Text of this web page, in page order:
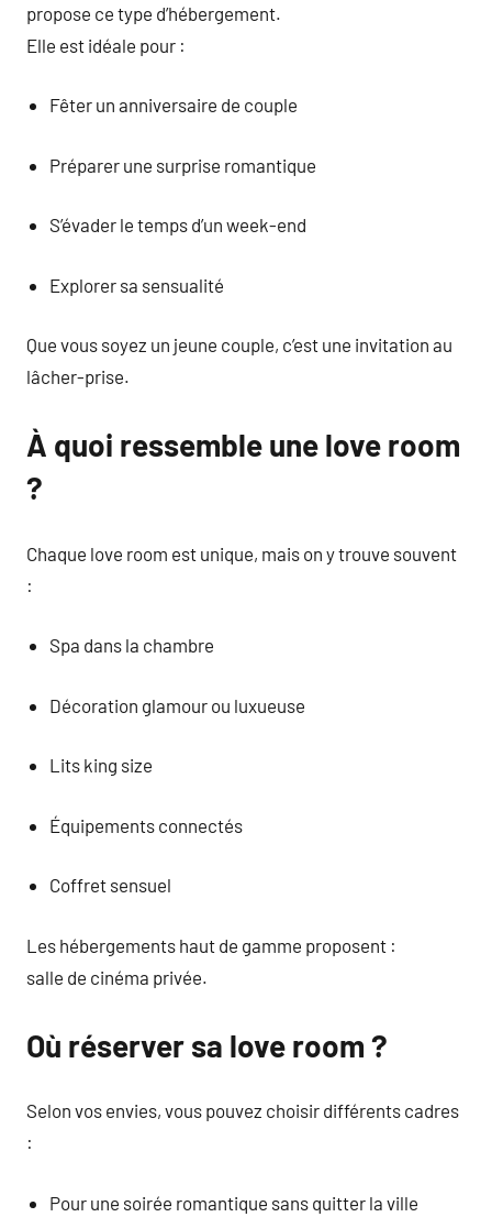
propose ce type d’hébergement.
Elle est idéale pour :
Fêter un anniversaire de couple
Préparer une surprise romantique
S’évader le temps d’un week-end
Explorer sa sensualité
Que vous soyez un jeune couple, c’est une invitation au
lâcher-prise.
À quoi ressemble une love room
?
Chaque love room est unique, mais on y trouve souvent
:
Spa dans la chambre
Décoration glamour ou luxueuse
Lits king size
Équipements connectés
Coffret sensuel
Les hébergements haut de gamme proposent :
salle de cinéma privée.
Où réserver sa love room ?
Selon vos envies, vous pouvez choisir différents cadres
:
Pour une soirée romantique sans quitter la ville